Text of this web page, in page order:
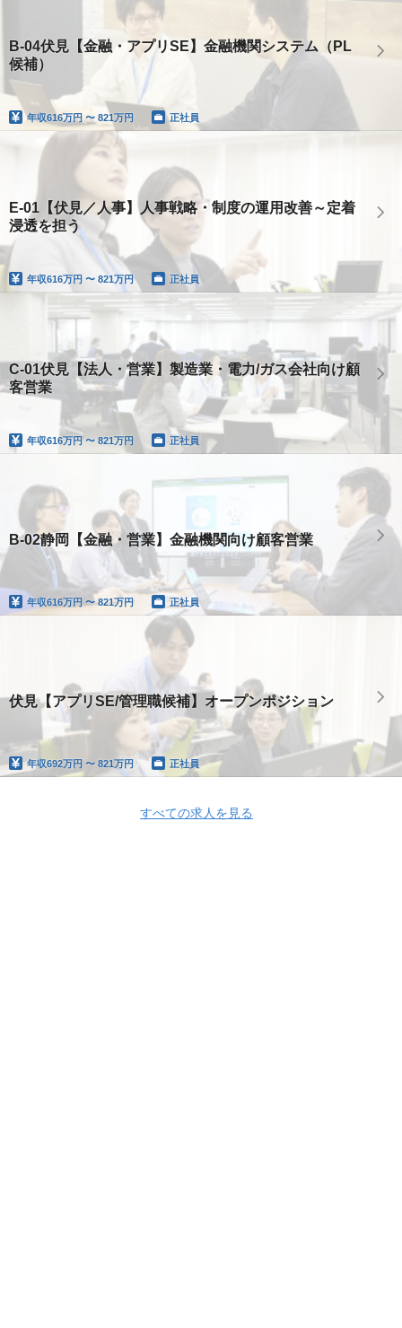
B-04伏見【金融・アプリSE】金融機関システム（PL
候補）
年収616万円 〜 821万円 正社員
E-01【伏見／人事】人事戦略・制度の運用改善～定着
浸透を担う
年収616万円 〜 821万円 正社員
C-01伏見【法人・営業】製造業・電力/ガス会社向け顧
客営業
年収616万円 〜 821万円 正社員
B-02静岡【金融・営業】金融機関向け顧客営業
年収616万円 〜 821万円 正社員
伏見【アプリSE/管理職候補】オープンポジション
年収692万円 〜 821万円 正社員
すべての求人を見る